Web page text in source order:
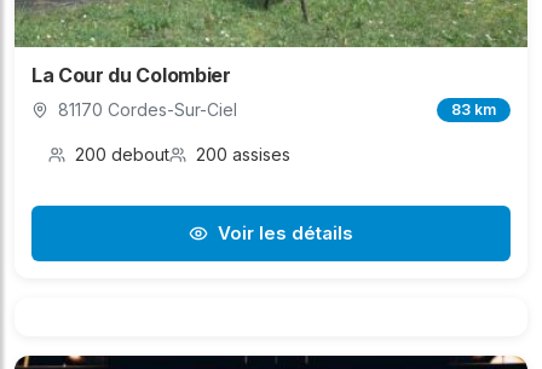
La Cour du Colombier
81170 Cordes-Sur-Ciel 83 km
200 debout 200 assises
Voir les détails